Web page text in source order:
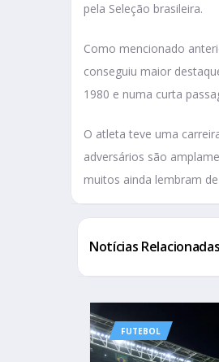
pela Seleção brasileira.
Como mencionado
conseguiu maior
1980 e numa curta
O atleta teve uma
adversários são
muitos ainda lembram
Notícias Relacionadas
FUTEBOL